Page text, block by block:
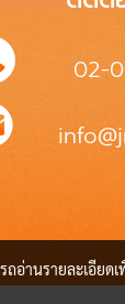
02-
อ่านรายละเอียด